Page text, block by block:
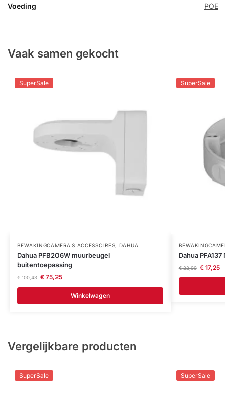
Voeding POE
Vaak samen gekocht
SuperSale
BEWAKINGCAMERA'S ACCESSOIRES, DAHUA
Dahua PFB206W muurbeugel
buitentoepassing
€100,43 €75,25
Winkelwagen
SuperSale
Dahua
€22,99 €17,25
Vergelijkbare producten
SuperSale SuperSale